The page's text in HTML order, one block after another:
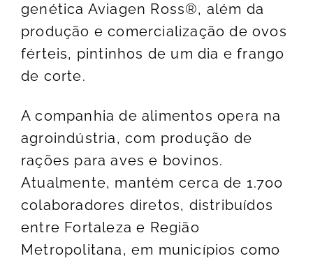
genética Aviagen Ross®, além da
produção e comercialização de ovos
férteis, pintinhos de um dia e frango
de corte.
A companhia de alimentos opera na
agroindústria, com produção de
rações para aves e bovinos.
Atualmente, mantém cerca de 1.700
colaboradores diretos, distribuídos
entre Fortaleza e Região
Metropolitana, em municípios como